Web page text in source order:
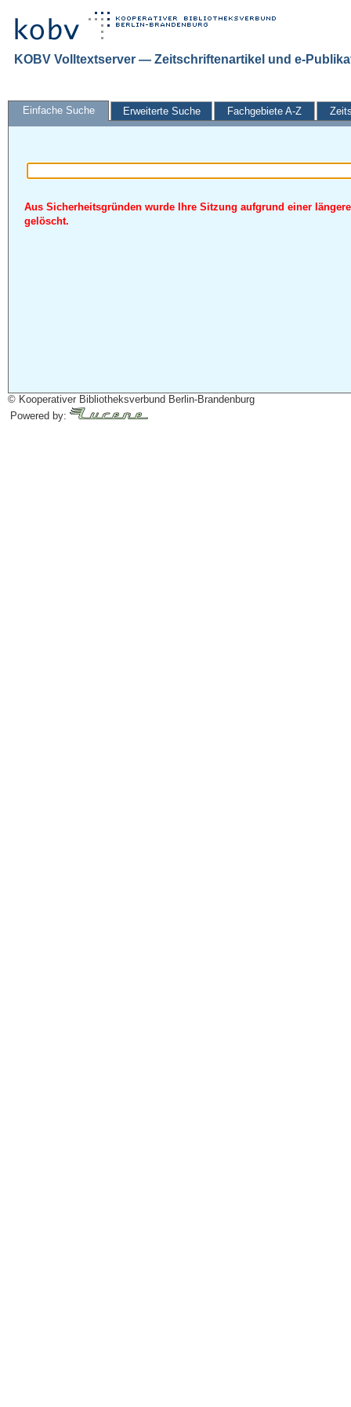
KOBV Volltextserver — Zeitschriftenartikel und e-
Einfache Suche Erweiterte Suche Fachgebiete A-Z
Aus Sicherheitsgründen wurde Ihre Sitzung aufgrund einer
gelöscht.
© Kooperativer Bibliotheksverbund Berlin-Brandenburg
Powered by: